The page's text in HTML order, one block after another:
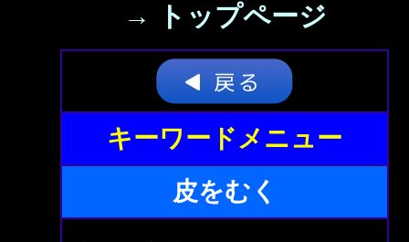
→ トップページ
キーワードメニュー
皮をむく